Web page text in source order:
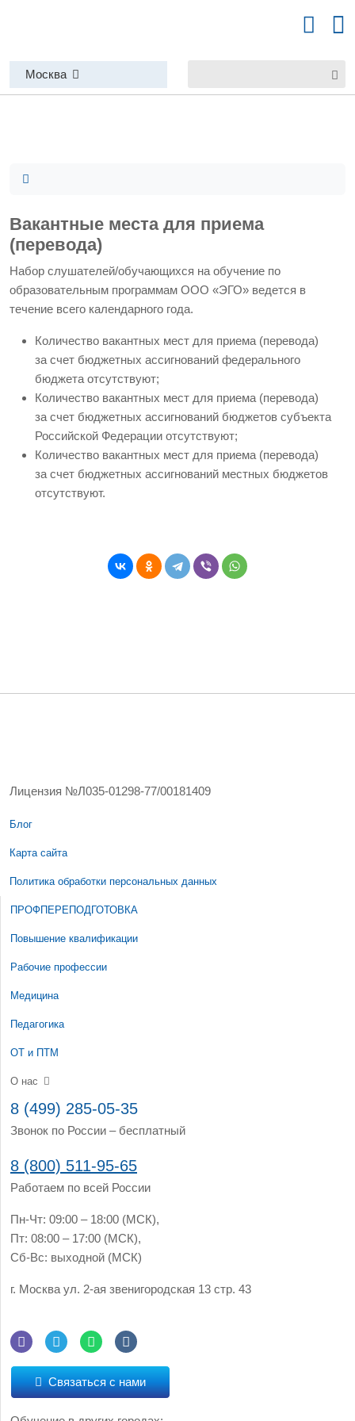
Москва
Вакантные места для приема
(перевода)
Набор слушателей/обучающихся на обучение по
образовательным программам ООО «ЭГО» ведется в
течение всего календарного года.
Количество вакантных мест для приема (перевода)
за счет бюджетных ассигнований федерального
бюджета отсутствуют;
Количество вакантных мест для приема (перевода)
за счет бюджетных ассигнований бюджетов субъекта
Российской Федерации отсутствуют;
Количество вакантных мест для приема (перевода)
за счет бюджетных ассигнований местных бюджетов
отсутствуют.
Лицензия №Л035-01298-77/00181409
Блог
Карта сайта
Политика обработки персональных данных
ПРОФПЕРЕПОДГОТОВКА
Повышение квалификации
Рабочие профессии
Медицина
Педагогика
ОТ и ПТМ
О нас
8 (499) 285-05-35
Звонок по России – бесплатный
8 (800) 511-95-65
Работаем по всей России
Пн-Чт: 09:00 – 18:00 (МСК),
Пт: 08:00 – 17:00 (МСК),
Сб-Вс: выходной (МСК)
г. Москва ул. 2-ая звенигородская 13 стр. 43
Связаться с нами